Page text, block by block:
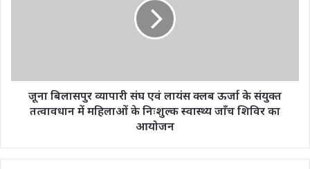
के
संयुक्त
तत्वावधान
के
जूना बिलासपुर व्यापारी संघ एवं लायंस क्लब ऊर्जा के संयुक्त
तत्वावधान में महिलाओं के निःशुल्क स्वास्थ्य जाँच शिविर का
आयोजन